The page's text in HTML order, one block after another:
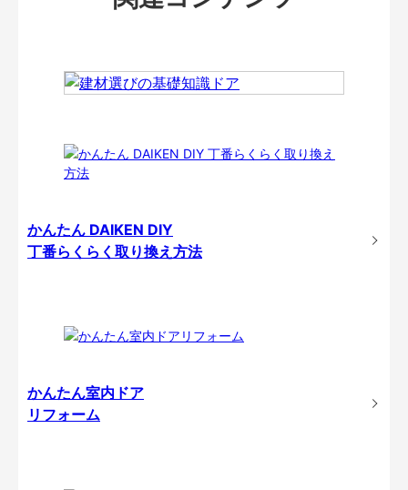
かんたん DAIKEN DIY
丁番らくらく取り換え方法
かんたん室内ドア
リフォーム